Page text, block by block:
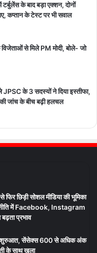
टर्बुलेंस के बाद बड़ा एक्शन, दोनों
कप्तान के टेस्ट पर भी सवाल
से मिले PM मोदी, बोले- जो
के 3 सदस्यों ने दिया इस्तीफा,
की जांच के बीच बढ़ी हलचल
फिर छिड़ी सोशल मीडिया की भूमिका
में Facebook, Instagram
प्रभाव
शुरुआत, सेंसेक्स 600 से अधिक अंक
के साथ खुला